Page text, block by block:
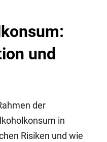
und
der
in
Risiken und wie